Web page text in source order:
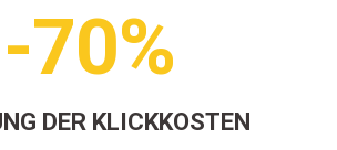
-70%
DER KLICKKOSTEN